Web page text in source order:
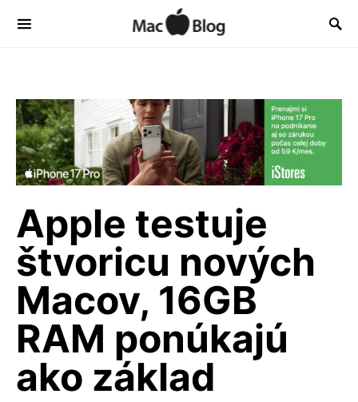
Apple testuje
štvoricu nových
Macov, 16GB
RAM ponúkajú
ako základ